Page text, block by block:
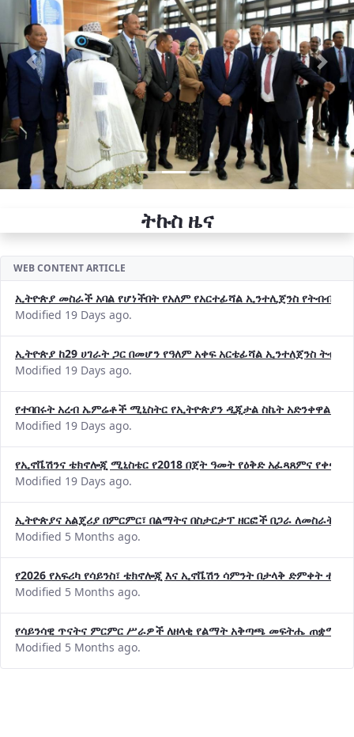
Previous Next
ትኩስ ዜና
WEB CONTENT ARTICLE
ኢትዮጵያ መስራች አባል የሆነችበት የአለም የአርተፊሻል ኢንተሊጀንስ የትብብር
Modified 19 Days ago.
ኢትዮጵያ ከ29 ሀገራት ጋር በመሆን የዓለም አቀፍ አርቴፊሻል ኢንተለጀንስ
Modified 19 Days ago.
የተባበሩት አረብ ኤምሬቶች ሚኒስትር የኢትዮጵያን ዲጂታል ስኬት አድንቀዋል
Modified 19 Days ago.
የኢኖቬሽንና ቴክኖሎጂ ሚኒስቴር የ2018 በጀት ዓመት የዕቅድ አፈጻጸምና
Modified 19 Days ago.
ኢትዮጵያና አልጄሪያ በምርምር፣ በልማትና በስታርታፕ ዘርፎች በጋራ ለመስራት
Modified 5 Months ago.
የ2026 የአፍሪካ የሳይንስ፣ ቴክኖሎጂ እና ኢኖቬሽን ሳምንት በታላቅ ድምቀት
Modified 5 Months ago.
የሳይንሳዊ ጥናትና ምርምር ሥራዎች ለዘላቂ የልማት አቅጣጫ መፍትሔ ጠቋሚ
Modified 5 Months ago.